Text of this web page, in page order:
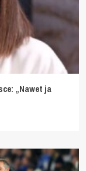
„Nawet ja